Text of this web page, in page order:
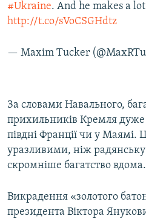
#Ukraine. And he makes a
http://t.co/sVoCSGHdtz
— Maxim Tucker
За словами Навального,
прихильників Кремля дуже
півдні Франції чи у Маямі.
уразливими, ніж радянську
скромніше багатство вдома.
Викрадення «золотого
президента Віктора